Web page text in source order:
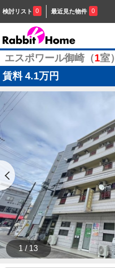
検討リスト 0 最近見た物件 0
エスポワール御崎（1室）
賃料 4.1万円
1 / 13